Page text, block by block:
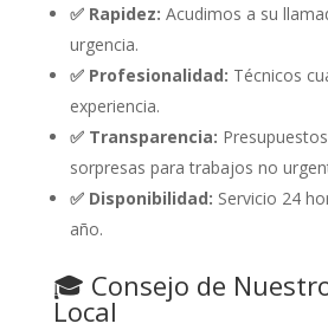
✅ Rapidez: Acudimos a su
urgencia.
✅ Profesionalidad: Técnicos
experiencia.
✅ Transparencia:
sorpresas para trabajos no
✅ Disponibilidad: Servicio 24
año.
🎓 Consejo de
Local